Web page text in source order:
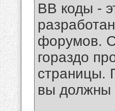
BB коды -
форумов.
гораздо
страницы.
вы должны